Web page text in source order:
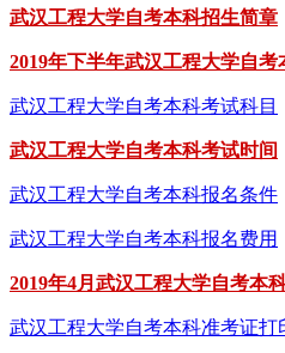
武汉工程大学自考本科招生简章
2019年下半年武汉工程大学自考
武汉工程大学自考本科考试科目
武汉工程大学自考本科考试时间
武汉工程大学自考本科报名条件
武汉工程大学自考本科报名费用
2019年4月武汉工程大学自考本
武汉工程大学自考本科准考证打